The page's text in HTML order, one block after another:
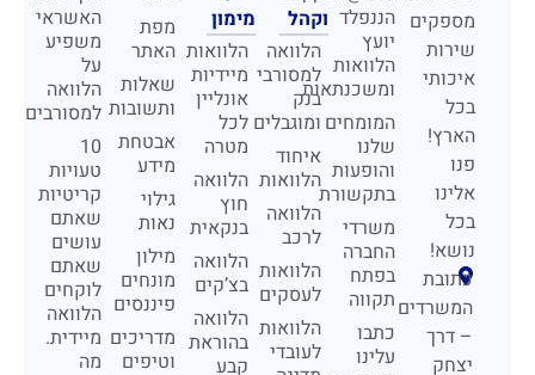
מספקים
שירות
איכותי
בכל
הארץ!
פנו
אלינו
בכל
נושא!
כתובת
המשרדים
– דרך
יצחק
הננפלד
יועץ
הלוואות
ומשכנתאות
המומחים
שלנו
והופעות
בתקשורת
משרדי
החברה
בפתח
תקווה
כתבו
עלינו
וקהל
הלוואה
למסורבי
בנק
ומוגבלים
איחוד
הלוואות
הלוואה
לרכב
הלוואות
לעסקים
הלוואות
לעובדי
מימון
הלוואות
מיידיות
אונליין
לכל
מטרה
הלוואה
חוץ
בנקאית
הלוואה
בצ’קים
הלוואה
בהוראת
קבע
מפת
האתר
שאלות
ותשובות
אבטחת
מידע
גילוי
נאות
מילון
מונחים
פיננסים
מדריכים
וטיפים
האשראי
משפיע
על
הלוואה
למסורבים
10
טעויות
קריטיות
שאתם
עושים
שאתם
לוקחים
הלוואה
מיידית.
מה